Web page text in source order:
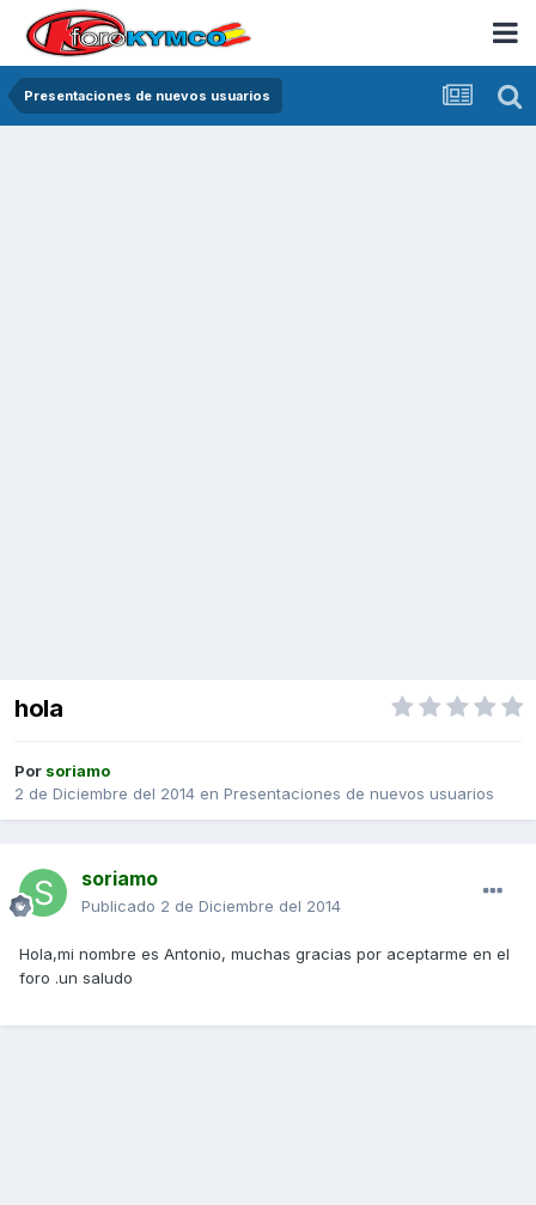
Presentaciones de nuevos usuarios
hola
Por soriamo
2 de Diciembre del 2014 en Presentaciones de nuevos usuarios
soriamo
Publicado 2 de Diciembre del 2014
Hola,mi nombre es Antonio, muchas gracias por aceptarme en el
foro .un saludo